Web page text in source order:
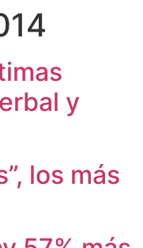
y
los más